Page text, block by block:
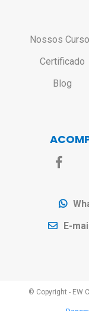
Nossos
Certificado
Blog
E-
© Copyright - EW